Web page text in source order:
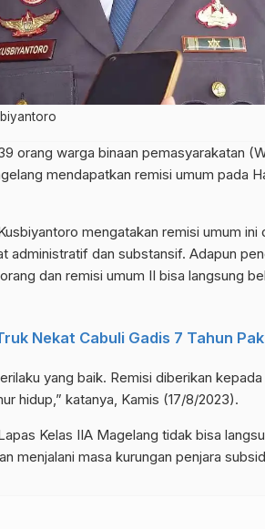
orang warga binaan pemasyarakatan
mendapatkan remisi umum pada
mengatakan remisi umum ini
administratif dan substansif. Adapun
dan remisi umum II bisa langsung
Nekat Cabuli Gadis 7 Tahun
yang baik. Remisi diberikan
hidup,” katanya, Kamis (17/8/2023).
Kelas IIA Magelang tidak bisa
menjalani masa kurungan penjara